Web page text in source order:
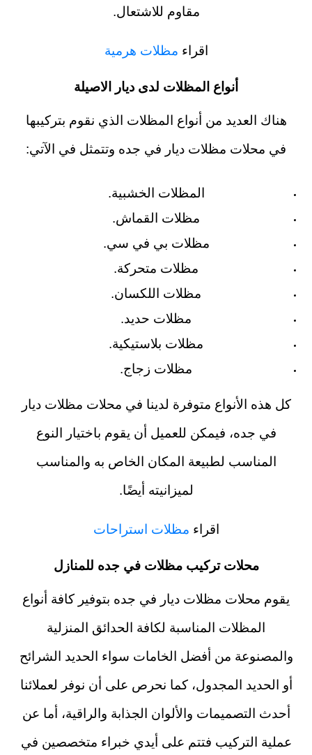
مقاوم للاشتعال.
اقراء مظلات هرمية
أنواع المظلات لدى ديار الاصيلة
هناك العديد من أنواع المظلات الذي نقوم بتركيبها
في محلات مظلات ديار في جده وتتمثل في الآتي:
المظلات الخشبية.
مظلات القماش.
مظلات بي في سي.
مظلات متحركة.
مظلات اللكسان.
مظلات حديد.
مظلات بلاستيكية.
مظلات زجاج.
كل هذه الأنواع متوفرة لدينا في محلات مظلات ديار
في جده، فيمكن للعميل أن يقوم باختيار النوع
المناسب لطبيعة المكان الخاص به والمناسب
لميزانيته أيضًا.
اقراء مظلات استراحات
محلات تركيب مظلات في جده للمنازل
يقوم محلات مظلات ديار في جده بتوفير كافة أنواع
المظلات المناسبة لكافة الحدائق المنزلية
والمصنوعة من أفضل الخامات سواء الحديد الشرائح
أو الحديد المجدول، كما نحرص على أن نوفر لعملائنا
أحدث التصميمات والألوان الجذابة والراقية، أما عن
عملية التركيب فتتم على أيدي خبراء متخصصين في